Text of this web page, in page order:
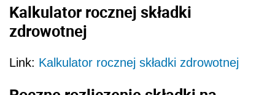
Kalkulator rocznej składki
zdrowotnej
Link: Kalkulator rocznej składki zdrowotnej